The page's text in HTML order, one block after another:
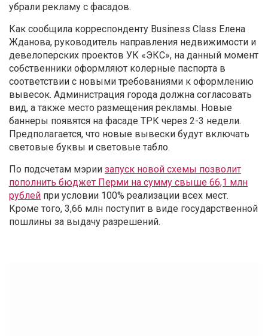
убрали рекламу с фасадов.
Как сообщила корреспонденту Business Class Елена
Жданова, руководитель направления недвижимости и
девелоперских проектов УК «ЭКС», на данный момент
собственники оформляют колерные паспорта в
соответствии с новыми требованиями к оформлению
вывесок. Администрация города должна согласовать
вид, а также место размещения рекламы. Новые
баннеры появятся на фасаде ТРК через 2-3 недели.
Предполагается, что новые вывески будут включать
световые буквы и световые табло.
По подсчетам мэрии запуск новой схемы позволит
пополнить бюджет Перми на сумму свыше 66,1 млн
рублей при условии 100% реализации всех мест.
Кроме того, 3,66 млн поступит в виде государственной
пошлины за выдачу разрешений.